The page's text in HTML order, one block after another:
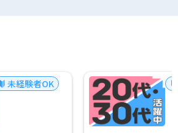
未経験者OK
《マニュアル完備》